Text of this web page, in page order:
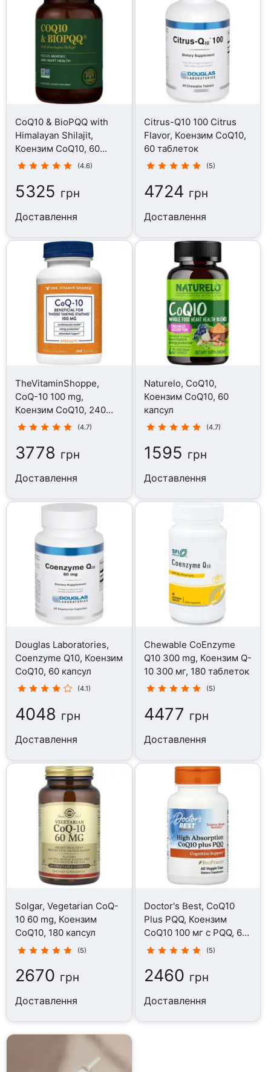
CoQ10 & BioPQQ with
Himalayan Shilajit,
Коензим CoQ10, 60
капсул
(4.6)
5325 грн
Доставлення
Citrus-Q10 100 Citrus
Flavor, Коензим CoQ10,
60 таблеток
(5)
4724 грн
Доставлення
TheVitaminShoppe,
CoQ-10 100 mg,
Коензим CoQ10, 240
капсул
(4.7)
3778 грн
Доставлення
Naturelo, CoQ10,
Коензим CoQ10, 60
капсул
(4.7)
1595 грн
Доставлення
Douglas Laboratories,
Coenzyme Q10, Коензим
CoQ10, 60 капсул
(4.1)
4048 грн
Доставлення
Chewable CoEnzyme
Q10 300 mg, Коензим Q-
10 300 мг, 180 таблеток
(5)
4477 грн
Доставлення
Solgar, Vegetarian CoQ-
10 60 mg, Коензим
CoQ10, 180 капсул
(5)
2670 грн
Доставлення
Doctor's Best, CoQ10
Plus PQQ, Коензим
CoQ10 100 мг c PQQ, 60
капсул
(5)
2460 грн
Доставлення